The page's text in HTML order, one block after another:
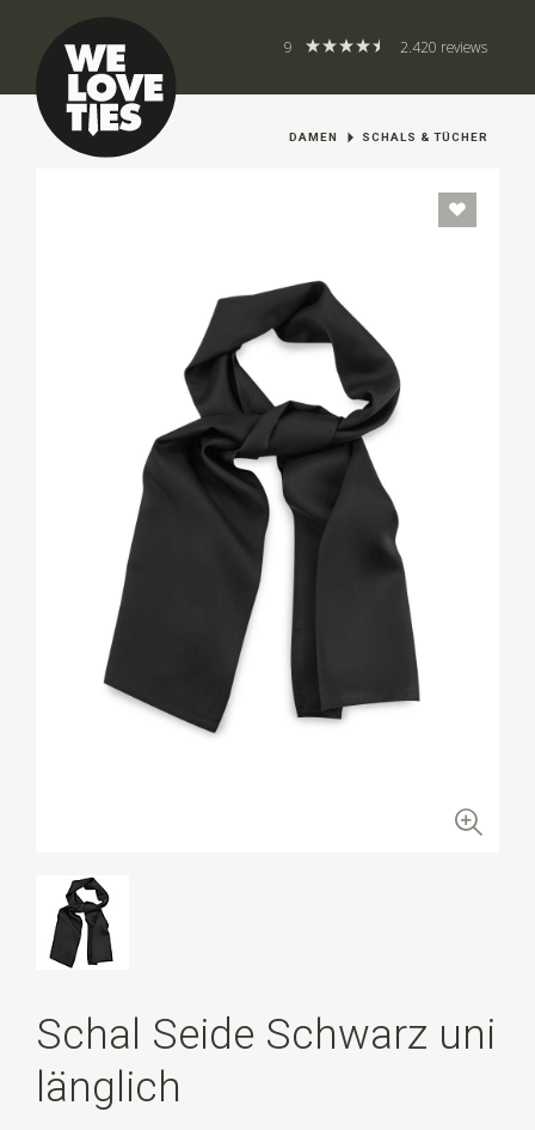
9 2.420 reviews
DAMEN SCHALS & TÜCHER
Schal Seide Schwarz uni
länglich